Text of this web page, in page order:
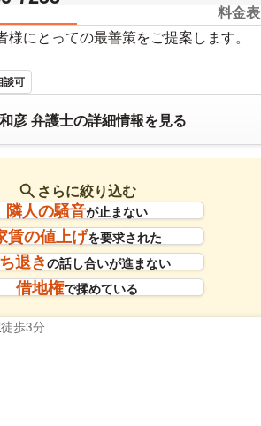
料金表
にとっての最善策をご提案します。
談可
彦 弁護士の詳細情報を見る
さらに絞り込む
隣人の騒音が止まない
賃の値上げを要求された
退きの話し合いが進まない
借地権で揉めている
徒歩3分